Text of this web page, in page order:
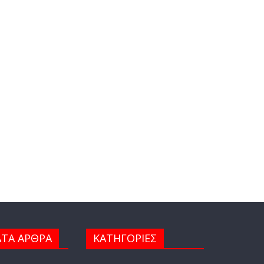
ΑΡΘΡΑ ΚΑΤΗΓΟΡΙΕΣ